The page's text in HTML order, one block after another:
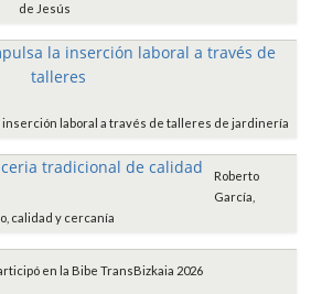
de Jesús
inserción laboral a través de talleres de jardinería
Roberto
García,
calidad y cercanía
en la Bibe TransBizkaia 2026